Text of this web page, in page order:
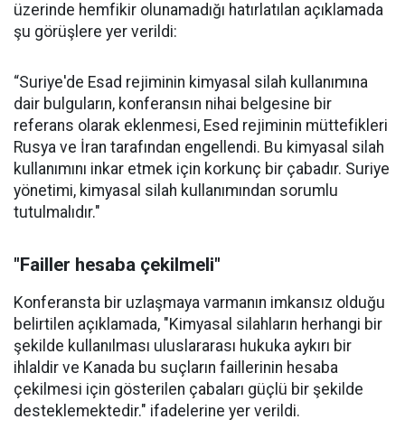
üzerinde hemfikir olunamadığı hatırlatılan açıklamada
şu görüşlere yer verildi:
“Suriye'de Esad rejiminin kimyasal silah kullanımına
dair bulguların, konferansın nihai belgesine bir
referans olarak eklenmesi, Esed rejiminin müttefikleri
Rusya ve İran tarafından engellendi. Bu kimyasal silah
kullanımını inkar etmek için korkunç bir çabadır. Suriye
yönetimi, kimyasal silah kullanımından sorumlu
tutulmalıdır."
"Failler hesaba çekilmeli"
Konferansta bir uzlaşmaya varmanın imkansız olduğu
belirtilen açıklamada, "Kimyasal silahların herhangi bir
şekilde kullanılması uluslararası hukuka aykırı bir
ihlaldir ve Kanada bu suçların faillerinin hesaba
çekilmesi için gösterilen çabaları güçlü bir şekilde
desteklemektedir." ifadelerine yer verildi.